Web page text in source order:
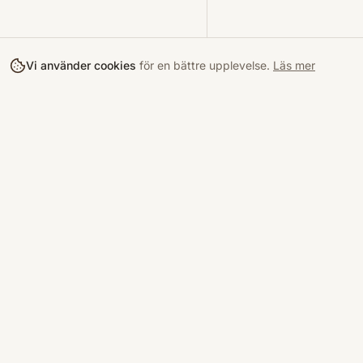
Vi använder cookies för en bättre upplevelse. Läs mer